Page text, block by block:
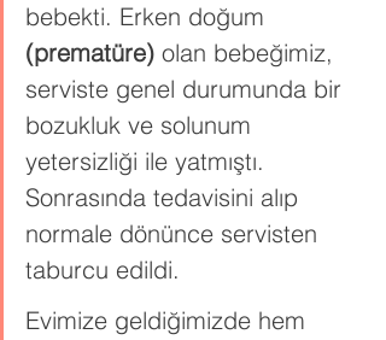
bebekti. Erken doğum
(prematüre) olan bebeğimiz,
serviste genel durumunda bir
bozukluk ve solunum
yetersizliği ile yatmıştı.
Sonrasında tedavisini alıp
normale dönünce servisten
taburcu edildi.
Evimize geldiğimizde hem